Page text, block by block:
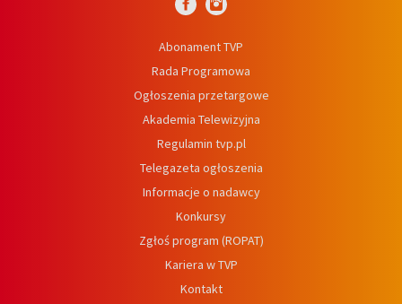
Abonament TVP
Rada Programowa
Ogłoszenia przetargowe
Akademia Telewizyjna
Regulamin tvp.pl
Telegazeta ogłoszenia
Informacje o nadawcy
Konkursy
Zgłoś program (ROPAT)
Kariera w TVP
Kontakt